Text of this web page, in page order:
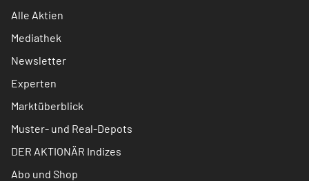
Alle Aktien
Mediathek
Newsletter
Experten
Marktüberblick
Muster- und Real-Depots
DER AKTIONÄR Indizes
Abo und Shop